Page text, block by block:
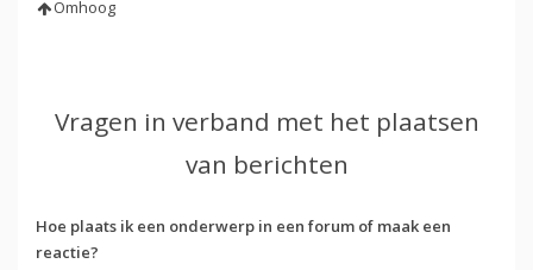
Omhoog
Vragen in verband met het plaatsen
van berichten
Hoe plaats ik een onderwerp in een forum of maak een
reactie?